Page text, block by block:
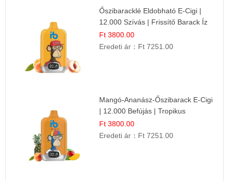
Őszibaracklé Eldobható E-Cigi |
12.000 Szívás | Frissítő Barack Íz
Ft 3800.00
Eredeti ár： Ft 7251.00
Mangó-Ananász-Őszibarack E-Cigi
| 12.000 Befújás | Tropikus
Gyümölcs Íz
Ft 3800.00
Eredeti ár： Ft 7251.00